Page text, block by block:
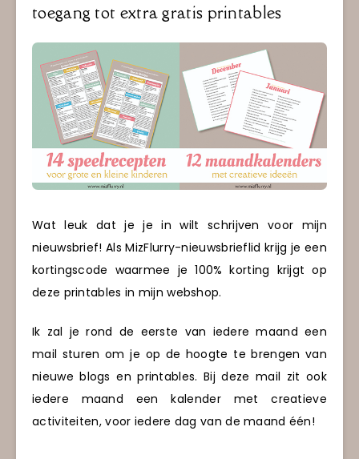
toegang tot extra gratis printables
Wat leuk dat je je in wilt schrijven voor mijn
nieuwsbrief! Als MizFlurry-nieuwsbrieflid krijg je een
kortingscode waarmee je 100% korting krijgt op
deze printables in mijn webshop.
Ik zal je rond de eerste van iedere maand een
mail sturen om je op de hoogte te brengen van
nieuwe blogs en printables. Bij deze mail zit ook
iedere maand een kalender met creatieve
activiteiten, voor iedere dag van de maand één!